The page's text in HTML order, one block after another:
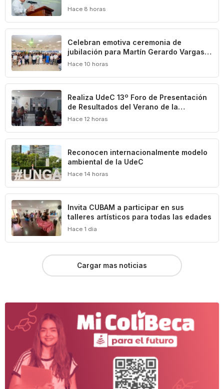
Universidad: Carlos Iván Moreno
Hace 8 horas
Celebran emotiva ceremonia de
jubilación para Martín Gerardo Vargas
Elizondo
Hace 10 horas
Realiza UdeC 13º Foro de Presentación
de Resultados del Verano de la
Investigación
Hace 12 horas
Reconocen internacionalmente modelo
ambiental de la UdeC
Hace 14 horas
Invita CUBAM a participar en sus
talleres artísticos para todas las edades
Hace 1 dia
Cargar mas noticias